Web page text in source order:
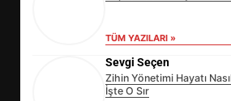
TÜM YAZILARI »
Sevgi Seçen
Zihin Yönetimi Hayatı
İşte O Sır